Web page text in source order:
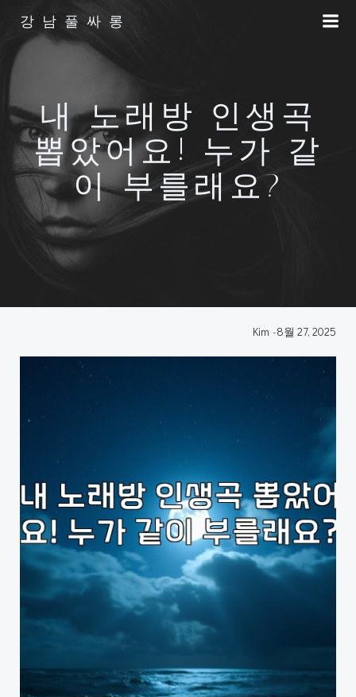
강남풀싸롱
내 노래방 인생곡
뽑았어요! 누가 같
이 부를래요?
Kim -8월 27, 2025